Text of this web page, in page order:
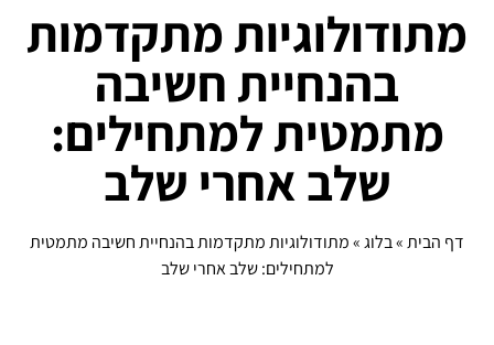
מתודולוגיות מתקדמות
בהנחיית חשיבה
מתמטית למתחילים:
שלב אחרי שלב
דף הבית»בלוג»מתודולוגיות מתקדמות בהנחיית חשיבה מתמטית
למתחילים: שלב אחרי שלב